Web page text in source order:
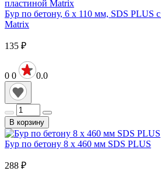
Бур по бетону, 6 x 110 мм, SDS PLUS
Matrix
135 ₽
0 0 0.0
В корзину
Бур по бетону 8 х 460 мм SDS PLUS
288 ₽